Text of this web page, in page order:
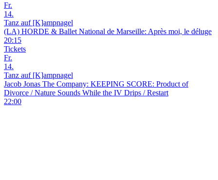
Fr.
14.
Tanz auf [K]ampnagel
(LA) HORDE & Ballet National de Marseille: Après moi, le déluge
20:15
Tickets
Fr.
14.
Tanz auf [K]ampnagel
Jacob Jonas The Company: KEEPING SCORE: Product of
Divorce / Nature Sounds While the IV Drips / Restart
22:00